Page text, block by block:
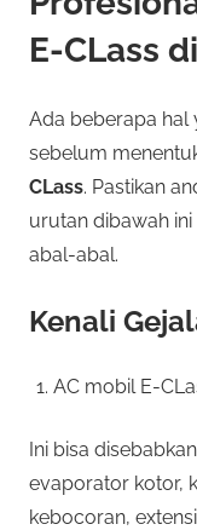
E-CLass
Ada beberapa hal
sebelum
CLass. Pastikan
urutan dibawah
abal-abal.
Kenali
AC mobil E-
Ini bisa
evaporator kotor,
kebocoran,